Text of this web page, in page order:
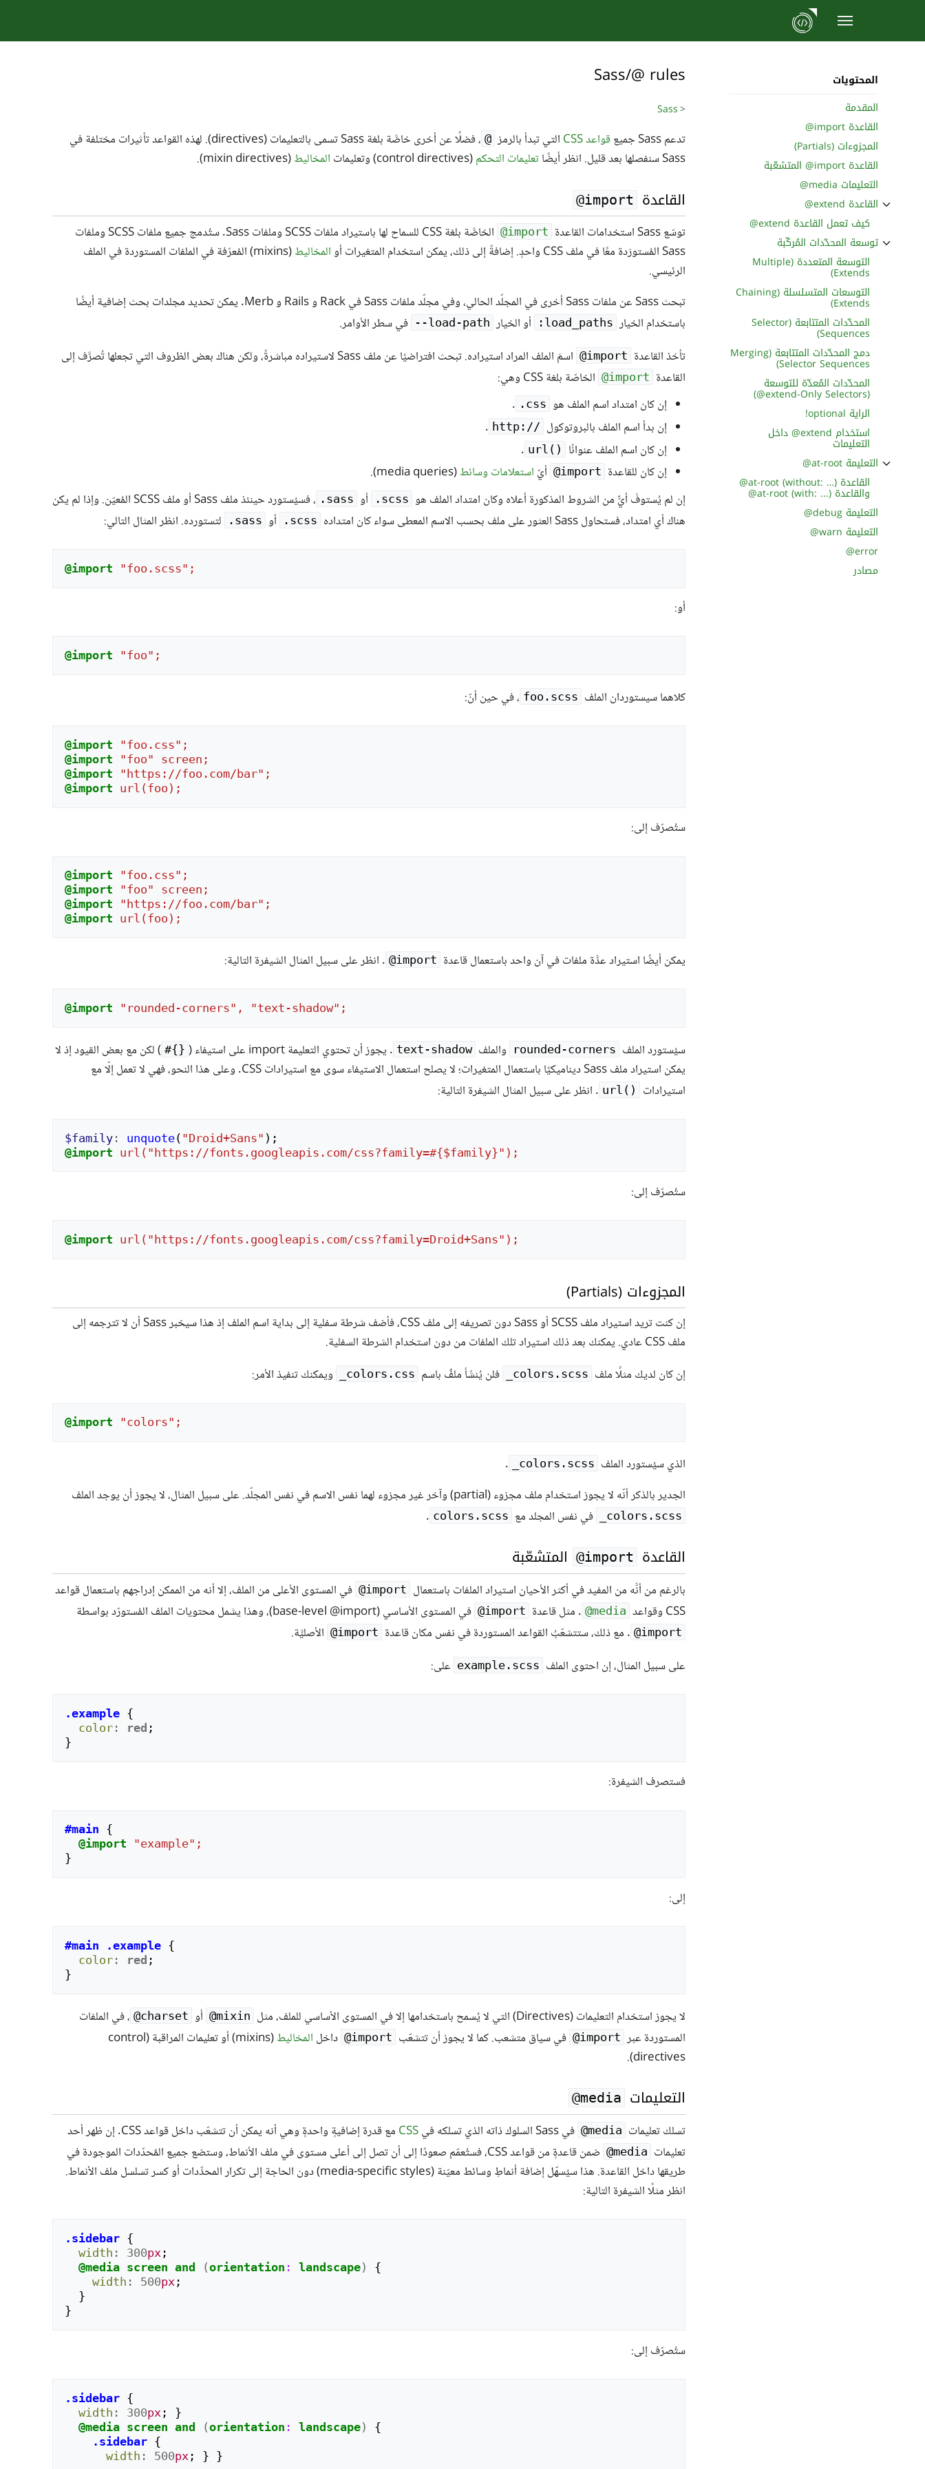
انتقل
المحتويات
المقدمة
القاعدة ‎@import
المجزوءات (Partials)
القاعدة ‎@import المتشعّبة
التعليمات ‎@media
القاعدة ‎@extend
ثبِّت القسم الفرعي القاعدة ‎@extend
كيف تعمل القاعدة ‎@extend
توسعة المحدّدات المُركّبة
ثبِّت القسم الفرعي توسعة المحدّدات المُركّبة
التوسعة المتعددة (Multiple
Extends)
التوسعات المتسلسلة (Chaining
Extends)
المحدّدات المتتابعة (Selector
Sequences)
دمج المحدّدات المتتابعة (Merging
Selector Sequences)
المحدّدات المُعدّة للتوسعة
(‎@extend-Only Selectors)
الراية ‎!optional
استخدام ‎@extend داخل
التعليمات
التعليمة ‎@at-root
ثبِّت القسم الفرعي التعليمة ‎@at-root
القاعدة ‎@at-root (without: …)‎
والقاعدة ‎@at-root (with: ...)‎
التعليمة ‎@debug
التعليمة ‎@warn
‎@error
مصادر
Sass/@ rules
<
Sass
تدعم Sass جميع قواعد CSS التي تبدأ بالرمز @
، فضلًا عن أخرى خاصَّة بلغة Sass تسمى بالتعليمات (directives). لهذه القواعد تأثيرات مختلفة في
Sass سنفصلها بعد قليل. انظر أيضًا
تعليمات التحكم(control directives) وتعليمات المخاليط(mixin directives).
القاعدة ‎@import
توسّع Sass استخدامات القاعدة ‎@import
الخاصَّة بلغة CSS للسماح لها باستيراد ملفات SCSS وملفات Sass. ستُدمج جميع ملفات SCSS وملفات
Sass المُستورَدة معًا في ملف CSS واحدٍ. إضافةً إلى ذلك، يمكن استخدام المتغيرات أو
المخاليط
(mixins) المُعرّفة في الملفات المستوردة في الملف
الرئيسي.
تبحث Sass عن ملفات Sass أخرى في المجلّد الحالي، وفي مجلّد ملفات Sass في Rack و Rails و Merb. يمكن تحديد مجلدات بحث إضافية أيضًا
باستخدام الخيار ‎:load_paths أو الخيار ‎--load-path في سطر الأوامر.
تأخذ القاعدة ‎@import
اسمَ الملف المراد استيراده. تبحث افتراضيًا عن ملف Sass لاستيراده مباشرةً، ولكن هناك بعض الظروف التي تجعلها تُصرَّف إلى
القاعدة ‎@import الخاصّة بلغة CSS وهي:
إن كان امتداد اسم الملف هو ‎.css
.
إن بدأ اسم الملف بالبروتوكول http:‎//‎
.
إن كان اسم الملف عنوانًا
url(‎)‎
.
إن كان للقاعدة ‎@import أيّ استعلامات وسائط(media queries).
إن لم يُستوفَ أيٌّ من الشروط المذكورة أعلاه وكان امتداد الملف هو ‎.scss أو ‎.sass
، فسيُستورد حينئذ ملف Sass أو ملف SCSS المُعيّن. وإذا لم يكن
هناك أي امتداد، فستحاول Sass العثور على ملف بحسب الاسم المعطى سواء كان امتداده
‎.scss أو ‎.sass لتستورده. انظر المثال التالي:
@import "foo.scss";
أو:
@import "foo";
كلاهما سيستوردان الملف foo.scss ، في حين أنّ:
@import
"foo.css";
@import
"foo"
screen;
@import
"https://foo.com/bar";
@import url(foo);
ستُصرّف إلى:
@import
"foo.css";
@import
"foo"
screen;
@import
"https://foo.com/bar";
@import url(foo);
يمكن أيضًا استيراد عدَّة ملفات في آن واحد باستعمال قاعدة ‎@import . انظر على سبيل المثال الشيفرة التالية:
@import "rounded-corners", "text-shadow";
سيُستورد الملف rounded-corners والملف text-shadow . يجوز أن تحتوي التعليمة import على استيفاء ‎( #{}
)‎ لكن مع بعض القيود إذ لا
يمكن استيراد ملف Sass ديناميكيًا باستعمال المتغيرات؛ لا يصلح استعمال الاستيفاء سوى مع استيرادات CSS. وعلى هذا النحو، فهي لا تعمل إلّا مع
استيرادات
url(‎)
$family: unquote( "Droid+Sans" ) ;
@import url("https://fonts.googleapis.com/css?family=#{$family}");
ستُصرّف إلى:
@import url("https://fonts.googleapis.com/css?family=Droid+Sans");
المجزوءات (Partials)
إن كنت تريد استيراد ملف SCSS أو Sass دون تصريفه إلى ملف CSS، فأضف شرطة سفلية إلى بداية اسم الملف إذ هذا سيخبر Sass أن لا تترجمه إلى
ملف CSS عادي. يمكنك بعد ذلك استيراد تلك الملفات من دون استخدام الشرطة السفلية.
إن كان لديك مثلًا ملف ‎_colors.scss فلن يُنشَأ ملفٌ باسم ‎_colors.css ويمكنك تنفيذ الأمر:
@import "colors";
الذي سيُستورد الملف ‎_colors.scss
.
الجدير بالذكر أنّه لا يجوز استخدام ملف مجزوء (partial) وآخر غير مجزوء لهما نفس الاسم في نفس المجلّد. على سبيل المثال، لا يجوز أن يوجد الملف
‎_colors.scss في نفس المجلد مع colors.scss
.
القاعدة ‎@import المتشعّبة
بالرغم من أنَّه من المفيد في أكثر الأحيان استيراد الملفات باستعمال ‎@import في المستوى الأعلى من الملف، إلا أنه من الممكن إدراجهم باستعمال قواعد
CSS وقواعد
‎@media . مثل قاعدة ‎@import في المستوى الأساسي (base-level @import)، وهذا يشمل محتويات الملف المُستورّد بواسطة
‎@import . مع ذلك، ستتشعّبُ القواعد المستوردة في نفس مكان قاعدة ‎@import الأصليَّة.
على سبيل المثال، إن احتوى الملف example.scss على:
.example {
color: red ;
}
فستصرف الشيفرة:
#main {
@import
"example";
}
إلى:
#main .example {
color: red ;
}
لا يجوز استخدام التعليمات (Directives) التي لا يُسمح باستخدامها إلا في المستوى الأساسي للملف، مثل ‎@mixin أو ‎@charset ، في الملفات
المستوردة عبر ‎@import في سياق متشعب. كما لا يجوز أن تتشعّب ‎@import داخل المخاليط
(mixins) أو تعليمات المراقبة (control
directives).
التعليمات ‎ @media
تسلك تعليمات ‎@media في Sass السلوك ذاته الذي تسلكه في CSS
مع قدرة إضافيةٍ واحدةٍ وهي أنه يمكن أن تتشعّب داخل قواعد CSS. إن ظهر أحد
تعليمات ‎@media
ضمن قاعدةٍ من قواعد CSS، فستُعمّم صعودًا إلى أن تصل إلى أعلى مستوى في ملف الأنماط، وستضع جميع المٌحدّدات الموجودة في
طريقها داخل القاعدة. هذا سيُسهّل إضافة أنماطِ وسائط معيّنة (media-specific styles) دون الحاجة إلى تكرار المحدِّدات أو كسر تسلسل ملف الأنماط.
انظر مثلًا الشيفرة التالية:
.sidebar {
width : 300px ;
@media screen and (orientation : landscape)
{
width : 500px ;
}
}
ستُصرّف إلى:
.sidebar {
width : 300px ;
}
@media screen and (orientation : landscape)
{
.sidebar {
width : 500px ; } }